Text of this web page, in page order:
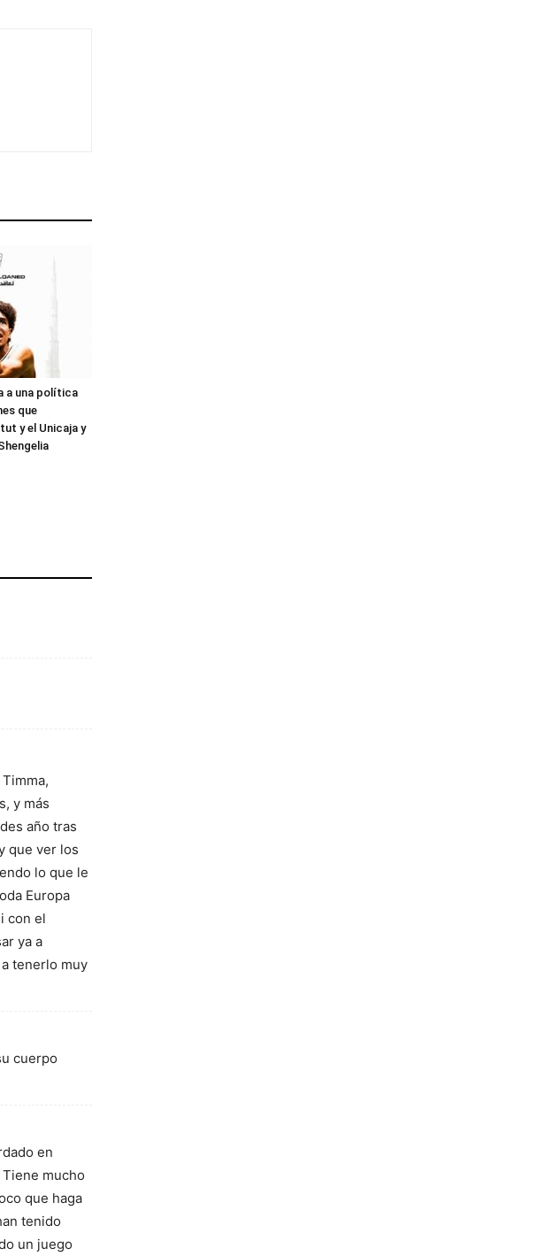
a una política
que
y el Unicaja y
y más
año tras
que ver los
lo que le
Europa
con el
ya a
tenerlo muy
cuerpo
en
mucho
que haga
tenido
un juego